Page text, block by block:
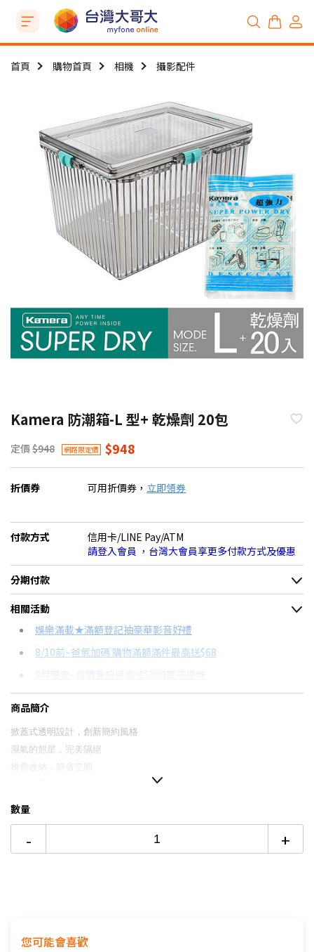
首頁 購物首頁 相機 攝影配件
Kamera 防潮箱-L 型+ 乾燥劑 20包
定價 $948 網路限定價 $948
折價券 可用折價券， 立即領券
付款方式
信用卡/LINE Pay/ATM
請登入會員 ，台灣大會員享更多付款方式及優惠
分期付款
＊實際可分期數、適用利率，請以購物車顯示為主
信用卡分期
分期數
12期
每期金額 配合銀行/業者
相關活動
娛樂滿載★滿額登記抽豪華影音好禮
8/10前~爸氣加碼 購物滿額滿件最高送$68
8月限定~首購登記最高領$888電子禮券
台灣大哥大Open Possible聯名卡滿額最高回饋25%
商品簡介
掀蓋式透明設計，創新簡約風格
濕氣的剋星，完美隔絕
堆疊收納，節省空間
保持物品最佳狀態
數量
- +
您可能會喜歡